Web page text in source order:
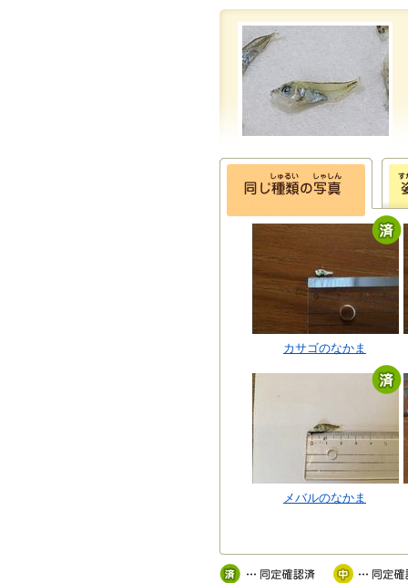
カサゴのなかま
メバルのなかま